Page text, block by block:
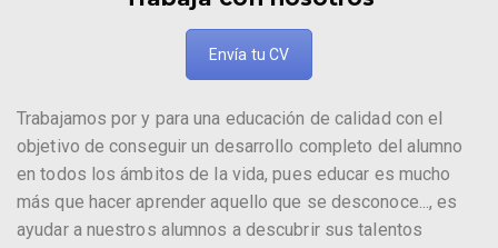
Envía tu CV
Trabajamos por y para una educación de calidad con el
objetivo de conseguir un desarrollo completo del alumno
en todos los ámbitos de la vida, pues educar es mucho
más que hacer aprender aquello que se desconoce..., es
ayudar a nuestros alumnos a descubrir sus talentos